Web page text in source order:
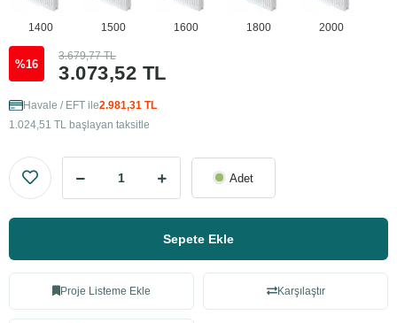
1400 1500 1600 1800 2000
%16 3.073,52 TL
3.679,77 TL
Havale / EFT ile2.981,31 TL
1.024,51 TL başlayan taksitle
Adet
Sepete Ekle
Proje Listeme Ekle Karşılaştır